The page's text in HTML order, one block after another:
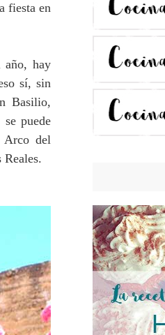
fiesta en
año, hay
sí, sin
Basilio,
puede
Arco del